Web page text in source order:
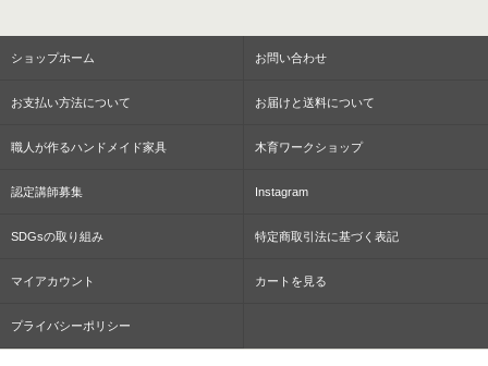
ショップホーム お問い合わせ
お支払い方法について お届けと送料について
職人が作るハンドメイド家具 木育ワークショップ
認定講師募集 Instagram
SDGsの取り組み 特定商取引法に基づく表記
マイアカウント カートを見る
プライバシーポリシー